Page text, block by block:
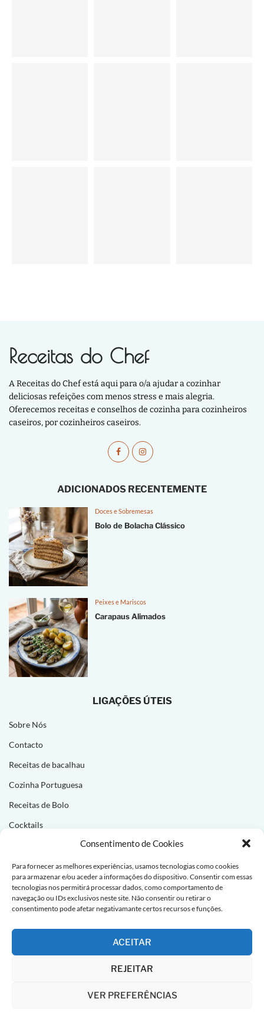
Consentimento de Cookies
Para fornecer as melhores experiências, usamos tecnologias como cookies
para armazenar e/ou aceder a informações do dispositivo. Consentir com essas
tecnologias nos permitirá processar dados, como comportamento de
navegação ou IDs exclusivos neste site. Não consentir ou retirar o
consentimento pode afetar negativamante certos recursos e funções.
ACEITAR
REJEITAR
VER PREFERÊNCIAS
Receitas do Chef
A Receitas do Chef está aqui para o/a ajudar a cozinhar
deliciosas refeições com menos stress e mais alegria.
Oferecemos receitas e conselhos de cozinha para cozinheiros
caseiros, por cozinheiros caseiros.
ADICIONADOS RECENTEMENTE
Doces e Sobremesas
Bolo de Bolacha Clássico
Peixes e Mariscos
Carapaus Alimados
LIGAÇÕES ÚTEIS
Sobre Nós
Contacto
Receitas de bacalhau
Cozinha Portuguesa
Receitas de Bolo
Cocktails
Subscreva e receba novas receitas todas as semanas!